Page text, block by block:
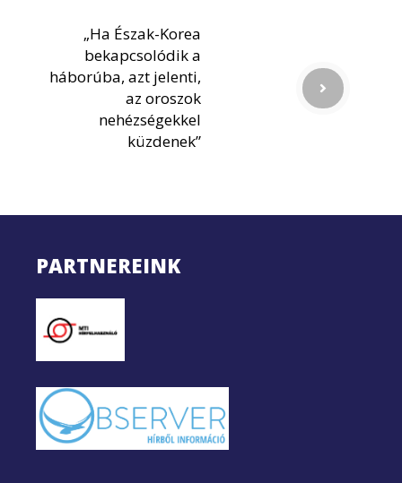
„Ha Észak-Korea
bekapcsolódik a
háborúba, azt jelenti,
az oroszok
nehézségekkel
küzdenek”
PARTNEREINK